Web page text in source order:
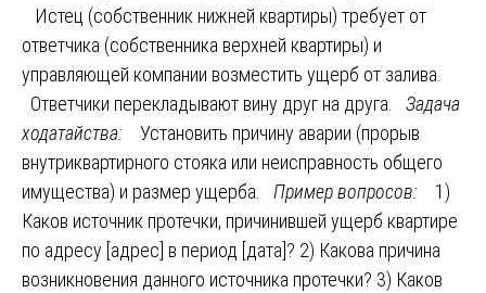
Истец (собственник нижней квартиры) требует от
ответчика (собственника верхней квартиры) и
управляющей компании возместить ущерб от залива.
Ответчики перекладывают вину друг на друга. Задача
ходатайства:
Установить причину аварии (прорыв
внутриквартирного стояка или неисправность общего
имущества) и размер ущерба. Пример вопросов:
1)
Каков источник протечки, причинившей ущерб квартире
по адресу [адрес] в период [дата]? 2) Какова причина
возникновения данного источника протечки? 3) Каков